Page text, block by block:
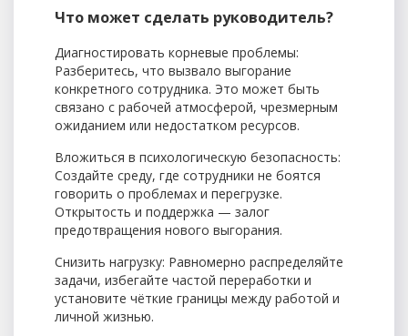
Что может сделать руководитель?
Диагностировать корневые проблемы:
Разберитесь, что вызвало выгорание
конкретного сотрудника. Это может быть
связано с рабочей атмосферой, чрезмерным
ожиданием или недостатком ресурсов.
Вложиться в психологическую безопасность:
Создайте среду, где сотрудники не боятся
говорить о проблемах и перегрузке.
Открытость и поддержка — залог
предотвращения нового выгорания.
Снизить нагрузку: Равномерно распределяйте
задачи, избегайте частой переработки и
установите чёткие границы между работой и
личной жизнью.